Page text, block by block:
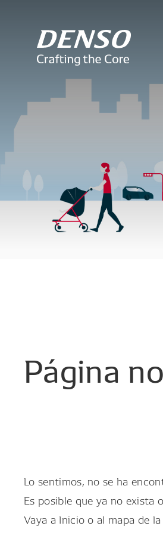
Página no
Lo sentimos, no se ha
Es posible que ya no exista
Vaya a Inicio o al mapa de